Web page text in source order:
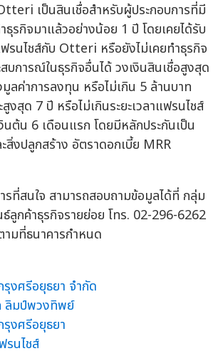
เป็นสินเชื่อสำหรับผู้ประกอบการที่มี
ธุรกิจมาแล้วอย่างน้อย 1 ปี โดยเคยได้รับ
รนไชส์กับ Otteri หรือยังไม่เคยทำธุรกิจ
บการณ์ในธุรกิจอื่นได้ วงเงินสินเชื่อสูงสุด
ลค่าการลงทุน หรือไม่เกิน 5 ล้านบาท
สูงสุด 7 ปี หรือไม่เกินระยะเวลาแฟรนไชส์
นต้น 6 เดือนแรก โดยมีหลักประกันเป็น
งปลูกสร้าง อัตราดอกเบี้ย MRR
รที่สนใจ สามารถสอบถามข้อมูลได้ที่ กลุ่ม
ลูกค้าธุรกิจรายย่อย โทร. 02-296-6262
ามที่ธนาคารกำหนด
รุงศรีอยุธยา จำกัด
ลิมป์พวงทิพย์
รุงศรีอยุธยา
รนไชส์